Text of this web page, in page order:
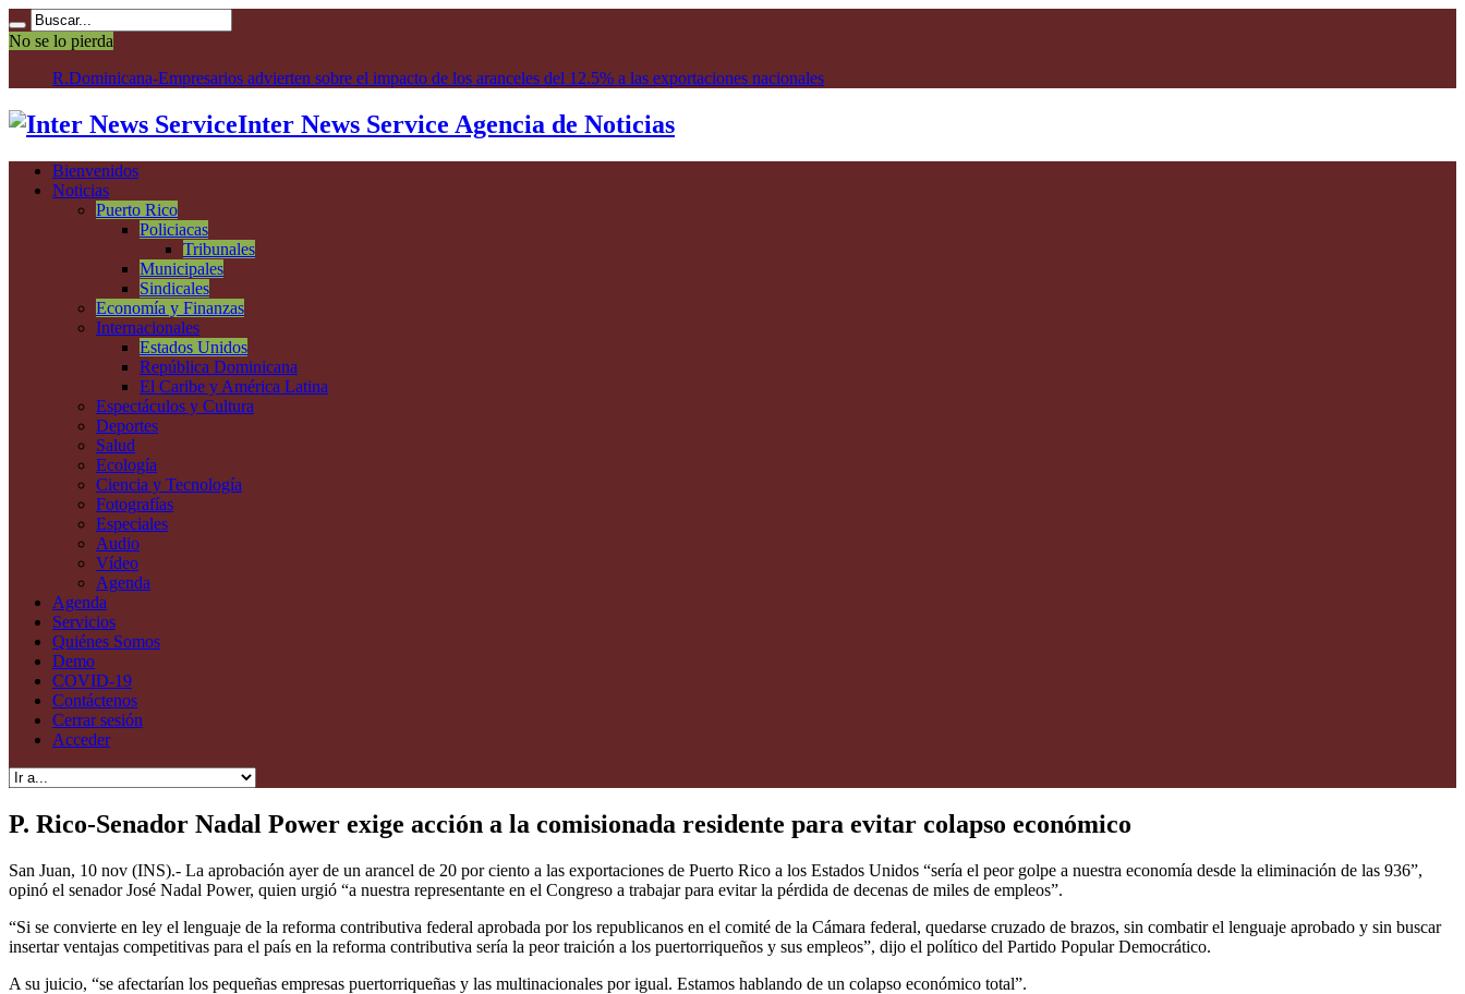
No se lo pierda
R.Dominicana-Empresarios advierten sobre el impacto de los aranceles del 12.5% a las exportaciones nacionales
Inter News Service Agencia de Noticias
Bienvenidos
Noticias
Puerto Rico
Policiacas
Tribunales
Municipales
Sindicales
Economía y Finanzas
Internacionales
Estados Unidos
República Dominicana
El Caribe y América Latina
Espectáculos y Cultura
Deportes
Salud
Ecología
Ciencia y Tecnología
Fotografías
Especiales
Audio
Vídeo
Agenda
Agenda
Servicios
Quiénes Somos
Demo
COVID-19
Contáctenos
Cerrar sesión
Acceder
P. Rico-Senador Nadal Power exige acción a la comisionada residente para evitar colapso económico
San Juan, 10 nov (INS).- La aprobación ayer de un arancel de 20 por ciento a las exportaciones de Puerto Rico a los Estados Unidos “sería el peor golpe a nuestra economía desde la eliminación de las 936”,
opinó el senador José Nadal Power, quien urgió “a nuestra representante en el Congreso a trabajar para evitar la pérdida de decenas de miles de empleos”.
“Si se convierte en ley el lenguaje de la reforma contributiva federal aprobada por los republicanos en el comité de la Cámara federal, quedarse cruzado de brazos, sin combatir el lenguaje aprobado y sin buscar
insertar ventajas competitivas para el país en la reforma contributiva sería la peor traición a los puertorriqueños y sus empleos”, dijo el político del Partido Popular Democrático.
A su juicio, “se afectarían los pequeñas empresas puertorriqueñas y las multinacionales por igual. Estamos hablando de un colapso económico total”.